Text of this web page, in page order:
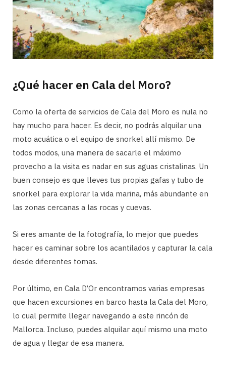
¿Qué hacer en Cala del Moro?
Como la oferta de servicios de Cala del Moro es nula no
hay mucho para hacer. Es decir, no podrás alquilar una
moto acuática o el equipo de snorkel allí mismo. De
todos modos, una manera de sacarle el máximo
provecho a la visita es nadar en sus aguas cristalinas. Un
buen consejo es que lleves tus propias gafas y tubo de
snorkel para explorar la vida marina, más abundante en
las zonas cercanas a las rocas y cuevas.
Si eres amante de la fotografía, lo mejor que puedes
hacer es caminar sobre los acantilados y capturar la cala
desde diferentes tomas.
Por último, en Cala D’Or encontramos varias empresas
que hacen excursiones en barco hasta la Cala del Moro,
lo cual permite llegar navegando a este rincón de
Mallorca. Incluso, puedes alquilar aquí mismo una moto
de agua y llegar de esa manera.